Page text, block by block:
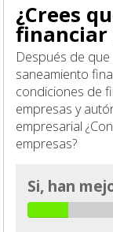
¿Crees
financiar
Después de
saneamiento
condiciones de
empresas y
empresarial
empresas?
Si, han